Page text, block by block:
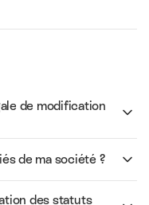
de modification
de ma société ?
des statuts